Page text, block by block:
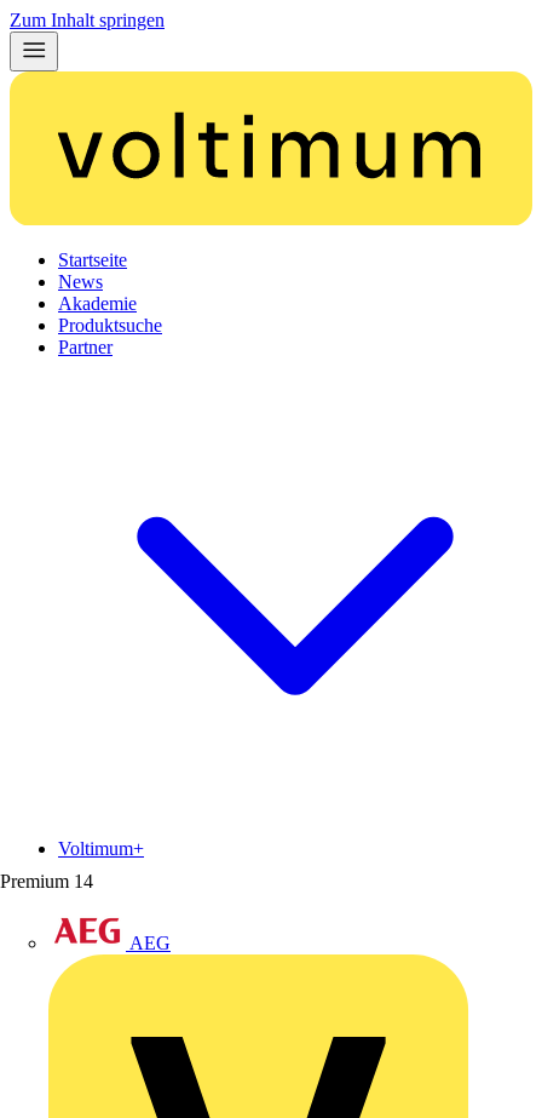
Zum Inhalt springen
Startseite
News
Akademie
Produktsuche
Partner
Premium 14
AEG
Voltimum+